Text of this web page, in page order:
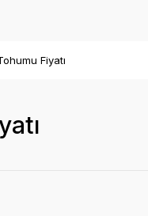
Fiyatı